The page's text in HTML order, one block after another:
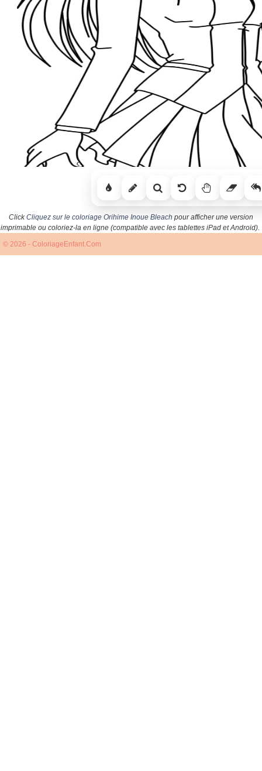
ClickCliquez sur le coloriage Orihime Inoue Bleach pour afficher une version
imprimable ou coloriez-la en ligne (compatible avec les tablettes iPad et Android).
© 2026 - ColoriageEnfant.Com